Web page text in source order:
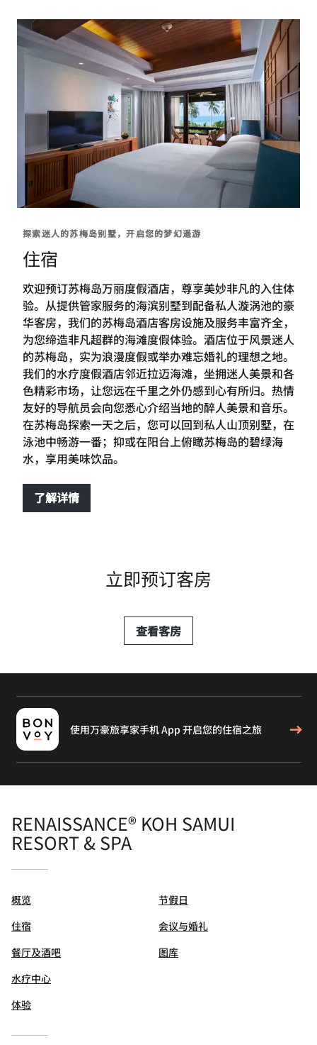
探索迷人的苏梅岛别墅，开启您的梦幻遥游
住宿
欢迎预订苏梅岛万丽度假酒店，尊享美妙非凡的入住体
验。从提供管家服务的海滨别墅到配备私人漩涡池的豪
华客房，我们的苏梅岛酒店客房设施及服务丰富齐全，
为您缔造非凡超群的海滩度假体验。酒店位于风景迷人
的苏梅岛，实为浪漫度假或举办难忘婚礼的理想之地。
我们的水疗度假酒店邻近拉迈海滩，坐拥迷人美景和各
色精彩市场，让您远在千里之外仍感到心有所归。热情
友好的导航员会向您悉心介绍当地的醉人美景和音乐。
在苏梅岛探索一天之后，您可以回到私人山顶别墅，在
泳池中畅游一番；抑或在阳台上俯瞰苏梅岛的碧绿海
水，享用美味饮品。
了解详情
立即预订客房
查看客房
使用万豪旅享家手机 App 开启您的住宿之旅
RENAISSANCE® KOH SAMUI
RESORT & SPA
概览
住宿
餐厅及酒吧
水疗中心
体验
节假日
会议与婚礼
图库